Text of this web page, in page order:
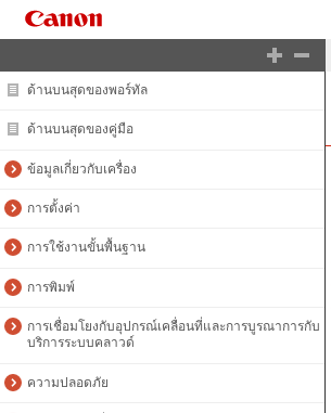
ด้านบนสุดของพอร์ทัล
ด้านบนสุดของคู่มือ
ข้อมูลเกี่ยวกับเครื่อง
การตั้งค่า
การใช้งานขั้นพื้นฐาน
การพิมพ์
การเชื่อมโยงกับอุปกรณ์เคลื่อนที่และการบูรณาการกับ
บริการระบบคลาวด์
ความปลอดภัย